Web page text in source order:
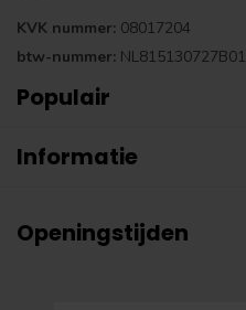
KVK nummer: 08017204
btw-nummer: NL815130727B01
Populair
Informatie
Openingstijden